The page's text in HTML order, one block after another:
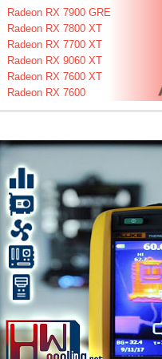
Radeon RX 7900 GRE
Radeon RX 7800 XT
Radeon RX 7700 XT
Radeon RX 9060 XT
Radeon RX 7600 XT
Radeon RX 7600